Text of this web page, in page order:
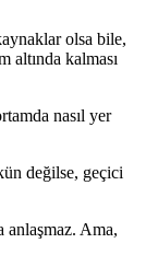
olsa bile,
kalması
nasıl yer
değilse, geçici
anlaşmaz. Ama,